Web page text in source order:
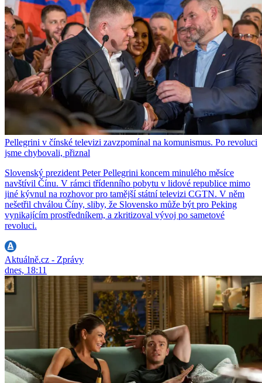
Pellegrini v čínské televizi zavzpomínal na komunismus. Po revoluci
jsme chybovali, přiznal
Slovenský prezident Peter Pellegrini koncem minulého měsíce
navštívil Čínu. V rámci třídenního pobytu v lidové republice mimo
jiné kývnul na rozhovor pro tamější státní televizi CGTN. V něm
nešetřil chválou Číny, sliby, že Slovensko může být pro Peking
vynikajícím prostředníkem, a zkritizoval vývoj po sametové
revoluci.
Aktuálně.cz - Zprávy
dnes, 18:11